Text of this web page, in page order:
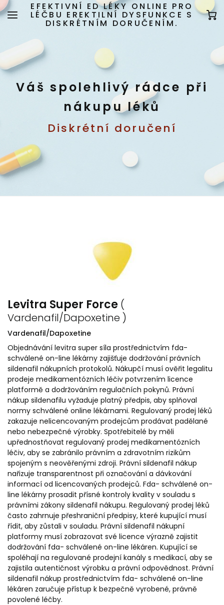
EFEKTIVNÍ ED LÉKY ONLINE PRO
LÉČBU EREKTILNÍ DYSFUNKCE S
DISKRÉTNÍM DORUČENÍM.
Váš spolehlivý rádce při
nákupu léků
Diskrétní doručení
Levitra Super Force (
Vardenafil/Dapoxetine )
Vardenafil/Dapoxetine
Objednávání levitra super síla prostřednictvím fda-
schválené on-line lékárny zajišťuje dodržování právních
sildenafil nákupních protokolů. Nákupčí musí ověřit legalitu
prodeje medikamentózních léčiv potvrzením licence
platformě a dodržováním regulačních pokynů. Právní
nákup sildenafilu vyžaduje platný předpis, aby splňoval
normy schválené online lékárnami. Regulovaný prodej léků
zakazuje nelicencovaným prodejcům prodávat padělané
nebo nebezpečné výrobky. Spotřebitelé by měli
upřednostňovat regulovaný prodej medikamentózních
léčiv, aby se zabránilo právním a zdravotním rizikům
spojeným s neověřenými zdroji. Právní sildenafil nákup
nařizuje transparentnost při označování a dávkování
informací od licencovaných prodejců. Fda- schválené on-
line lékárny prosadit přísné kontroly kvality v souladu s
právními zákony sildenafil nákupu. Regulovaný prodej léků
často zahrnuje přeshraniční předpisy, které kupující musí
řídit, aby zůstali v souladu. Právní sildenafil nákupní
platformy musí zobrazovat své licence výrazně zajistit
dodržování fda- schválené on-line lékáren. Kupující se
spoléhají na regulované prodejní kanály s medikací, aby se
zajistila autentičnost výrobku a právní odpovědnost. Právní
sildenafil nákup prostřednictvím fda- schválené on-line
lékáren zaručuje přístup k bezpečně vyrobené, právně
povolené léčby.